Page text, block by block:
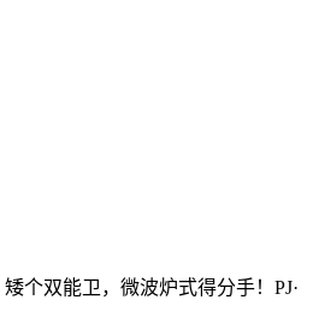
矮个双能卫，微波炉式得分手！PJ·